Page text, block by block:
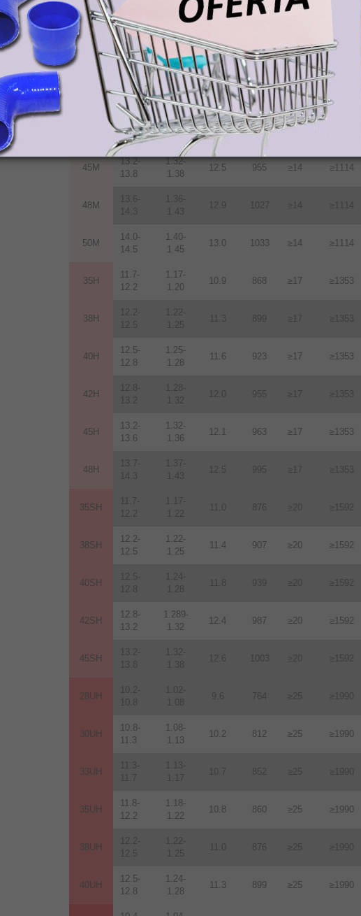
35M
12.2
1.17-
1.22
10.9 868
38M
12.2-
12.5
1.22-
1.25
11.3 899 ≥14 ≥1114
12.5-
12.8
1.25-
1.28
11.6 923 ≥14
12.8-
13.2
1.28-
1.32
12.0 955 ≥14
45M
13.2-
13.8
1.32-
1.38
12.5 955 ≥14 ≥1114
48M
13.6-
14.3
1.36-
1.43
12.9 1027 ≥14 ≥1114
50M
14.0-
14.5
1.40-
1.45
13.0 1033 ≥14 ≥1114
35H
11.7-
12.2
1.17-
1.20
10.9 868 ≥17 ≥1353
38H
12.2-
12.5
1.22-
1.25
11.3 899 ≥17 ≥1353
40H
12.5-
12.8
1.25-
1.28
11.6 923 ≥17 ≥1353
42H
12.8-
13.2
1.28-
1.32
12 0 955 ≥17 ≥1353
45H
13.2-
13.6
1.32-
1.36
12.1 963 ≥17 ≥1353
48H
13.7-
14.3
1.37-
1.43
12.5 995 ≥17 ≥1353
35SH
11.7-
12.2
1.17-
1.22
11.0 876 ≥20 ≥1592
38SH
12.2-
12.5
1.22-
1.25
11.4 907 ≥20 ≥1592
40SH
12.5-
12.8
1.24-
1.28
11.8 939 ≥20 ≥1592
42SH
12.8-
13.2
1.289-
1.32
12.4 987 ≥20 ≥1592
45SH
13.2-
13.8
1.32-
1.38
12.6 1003 ≥20 ≥1592
28UH
10.2-
10.8
1.02-
1.08
9.6 764 ≥25 ≥1990
30UH
10.8-
11.3
1.08-
1.13
10.2 812 ≥25 ≥1990
33UH
11.3-
11.7
1.13-
1.17
10.7 852 ≥25 ≥1990
35UH
11.8-
12.2
1.18-
1.22
10.8 860 ≥25 ≥1990
38UH
12.2-
12.5
1.22-
1.25
11.0 876 ≥25 ≥1990
40UH
12.5-
12.8
1.24-
1.28
11.3 899 ≥25 ≥1990